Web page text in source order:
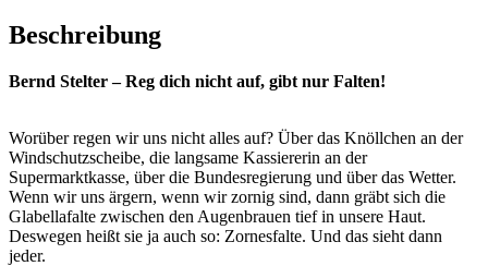
Beschreibung
Bernd Stelter – Reg dich nicht auf, gibt nur Falten!
Worüber regen wir uns nicht alles auf? Über das Knöllchen an der
Windschutzscheibe, die langsame Kassiererin an der
Supermarktkasse, über die Bundesregierung und über das Wetter.
Wenn wir uns ärgern, wenn wir zornig sind, dann gräbt sich die
Glabellafalte zwischen den Augenbrauen tief in unsere Haut.
Deswegen heißt sie ja auch so: Zornesfalte. Und das sieht dann
jeder.